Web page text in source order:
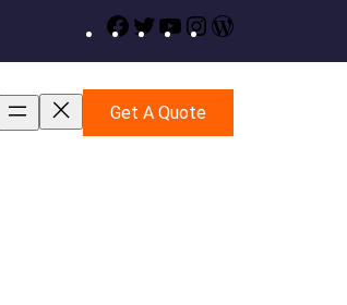
Facebook
Twitter
YouTube
Instagram
Get A Quote